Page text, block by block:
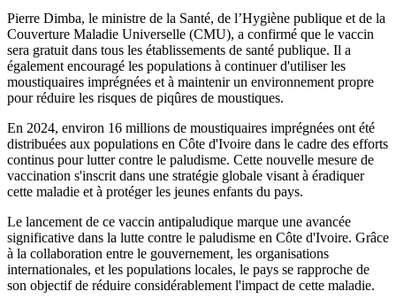
Pierre Dimba, le ministre de la Santé, de l’Hygiène publique et de la
Couverture Maladie Universelle (CMU), a confirmé que le vaccin
sera gratuit dans tous les établissements de santé publique. Il a
également encouragé les populations à continuer d'utiliser les
moustiquaires imprégnées et à maintenir un environnement propre
pour réduire les risques de piqûres de moustiques.
En 2024, environ 16 millions de moustiquaires imprégnées ont été
distribuées aux populations en Côte d'Ivoire dans le cadre des efforts
continus pour lutter contre le paludisme. Cette nouvelle mesure de
vaccination s'inscrit dans une stratégie globale visant à éradiquer
cette maladie et à protéger les jeunes enfants du pays.
Le lancement de ce vaccin antipaludique marque une avancée
significative dans la lutte contre le paludisme en Côte d'Ivoire. Grâce
à la collaboration entre le gouvernement, les organisations
internationales, et les populations locales, le pays se rapproche de
son objectif de réduire considérablement l'impact de cette maladie.